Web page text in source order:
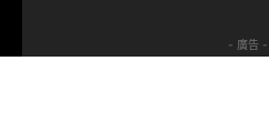
- 廣告 -